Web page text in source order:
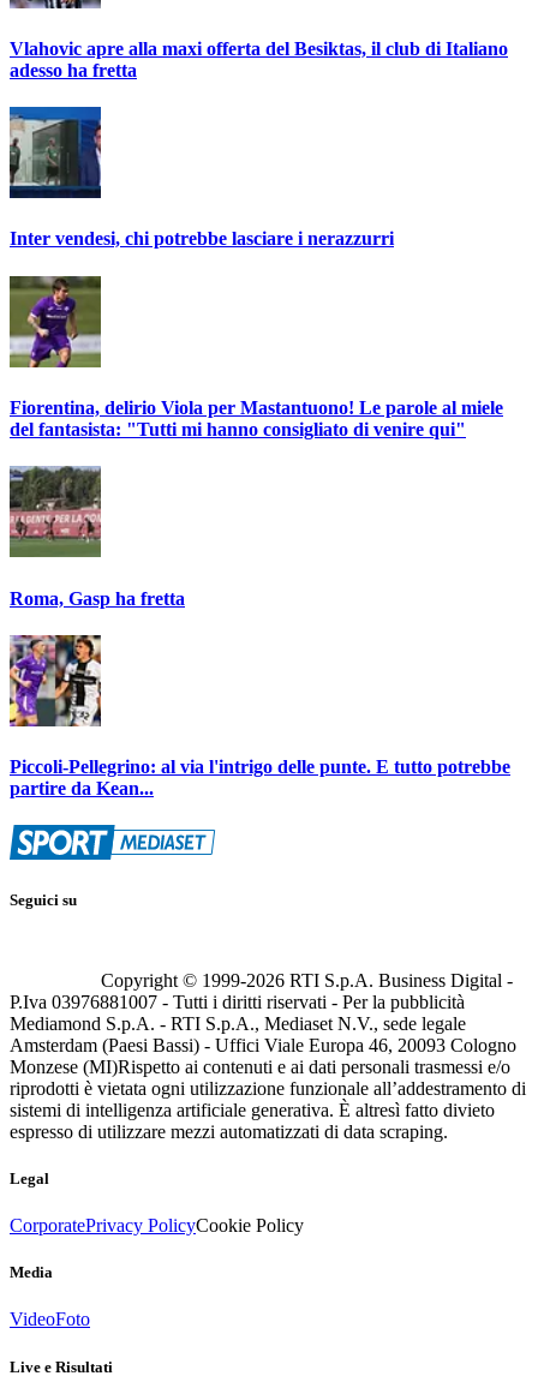
Vlahovic apre alla maxi offerta del Besiktas, il club di Italiano
adesso ha fretta
Inter vendesi, chi potrebbe lasciare i nerazzurri
Fiorentina, delirio Viola per Mastantuono! Le parole al miele
del fantasista: "Tutti mi hanno consigliato di venire qui"
Roma, Gasp ha fretta
Piccoli-Pellegrino: al via l'intrigo delle punte. E tutto potrebbe
partire da Kean...
Seguici su
Copyright © 1999-2026 RTI S.p.A. Business Digital -
P.Iva 03976881007 - Tutti i diritti riservati - Per la pubblicità
Mediamond S.p.A. - RTI S.p.A., Mediaset N.V., sede legale
Amsterdam (Paesi Bassi) - Uffici Viale Europa 46, 20093 Cologno
Monzese (MI)Rispetto ai contenuti e ai dati personali trasmessi e/o
riprodotti è vietata ogni utilizzazione funzionale all’addestramento di
sistemi di intelligenza artificiale generativa. È altresì fatto divieto
espresso di utilizzare mezzi automatizzati di data scraping.
Legal
CorporatePrivacy PolicyCookie Policy
Media
VideoFoto
Live e Risultati